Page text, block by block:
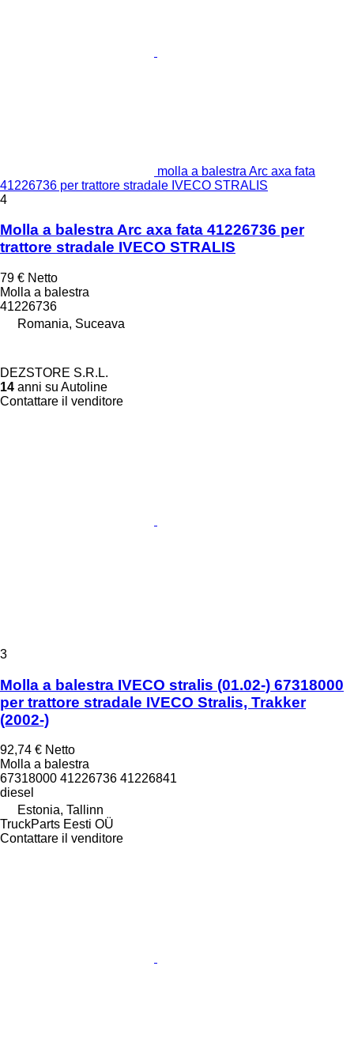
molla a balestra Arc axa fata
41226736 per trattore stradale IVECO STRALIS
4
Molla a balestra Arc axa fata 41226736 per
trattore stradale IVECO STRALIS
79 € Netto
Molla a balestra
41226736
Romania, Suceava
DEZSTORE S.R.L.
14 anni su Autoline
Contattare il venditore
3
Molla a balestra IVECO stralis (01.02-) 67318000
per trattore stradale IVECO Stralis, Trakker
(2002-)
92,74 € Netto
Molla a balestra
67318000 41226736 41226841
diesel
Estonia, Tallinn
TruckParts Eesti OÜ
Contattare il venditore